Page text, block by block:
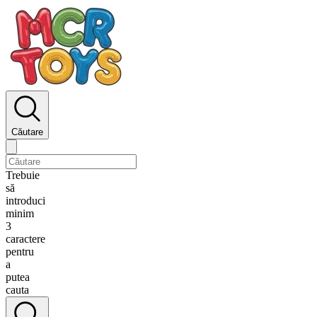
Căutare
Trebuie
să
introduci
minim
3
caractere
pentru
a
putea
cauta